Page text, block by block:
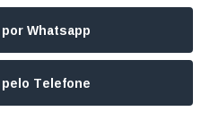
Whatsapp
Telefone